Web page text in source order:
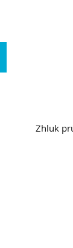
Zhluk